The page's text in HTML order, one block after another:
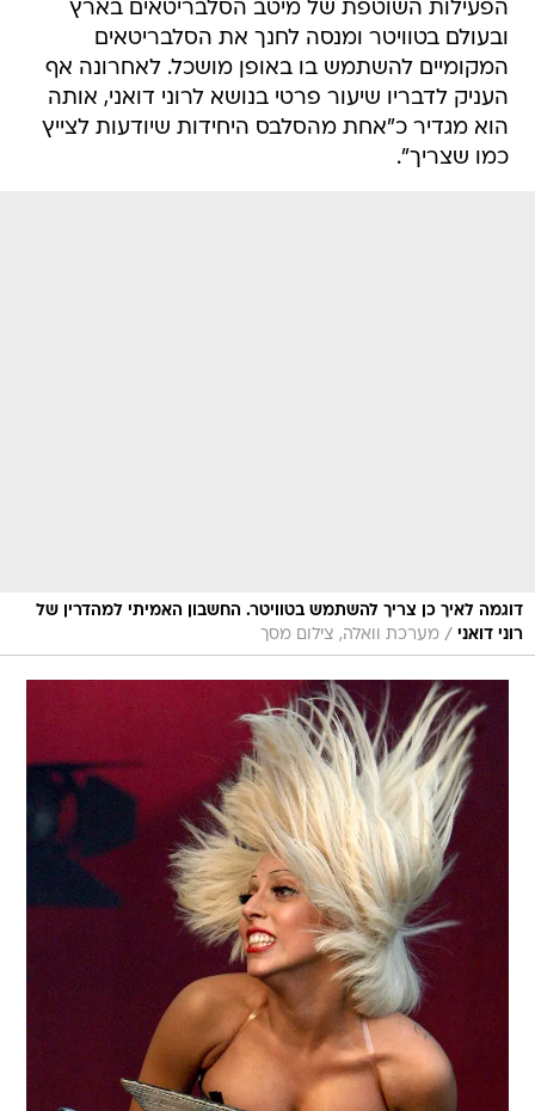
הפעילות השוטפת של מיטב הסלבריטאים בארץ
ובעולם בטוויטר ומנסה לחנך את הסלבריטאים
המקומיים להשתמש בו באופן מושכל. לאחרונה אף
העניק לדבריו שיעור פרטי בנושא לרוני דואני, אותה
הוא מגדיר כ"אחת מהסלבס היחידות שיודעות לצייץ
כמו שצריך".
דוגמה לאיך כן צריך להשתמש בטוויטר. החשבון האמיתי למהדרין של
רוני דואני / מערכת וואלה, צילום מסך